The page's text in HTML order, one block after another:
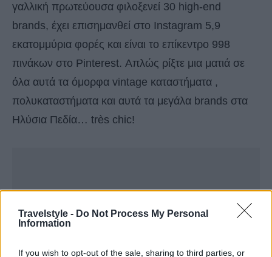
Travelstyle - Do Not Process My Personal
Information
If you wish to opt-out of the sale, sharing to third parties, or
γαλλική πρωτεύουσα φιλοξενεί 30 high-end
brands, έχει επισημανθεί στο Instagram 5,9
εκατομμύρια φορές και είναι το επίκεντρο 998
πινάκων στο Pinterest. Απλώς ρίξτε μια ματιά σε
όλα αυτά τα όμορφα vintage καταστήματα ,
πολυκαταστήματα και αυτά τα μεγάλα brands στα
Ηλύσια Πεδία… très chic!